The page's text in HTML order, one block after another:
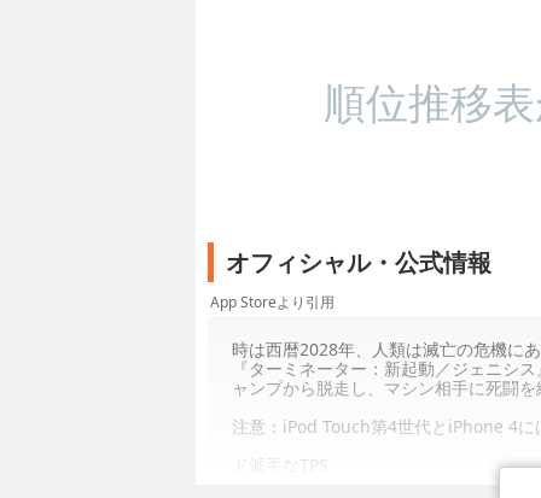
順位推移
オフィシャル・公式情報
App Storeより引用
時は西暦2028年、人類は滅亡の危機に
『ターミネーター：新起動／ジェニシ
ャンプから脱走し、マシン相手に死闘
注意：iPod Touch第4世代とiPhone 4に
ド派手なTPS